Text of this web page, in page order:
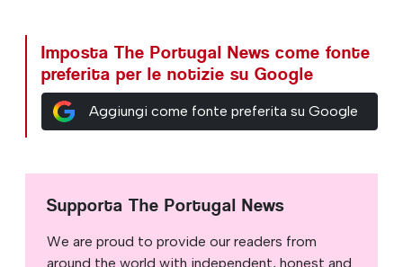
Imposta The Portugal News come fonte
preferita per le notizie su Google
Aggiungi come fonte preferita su Google
Supporta The Portugal News
We are proud to provide our readers from
around the world with independent, honest and